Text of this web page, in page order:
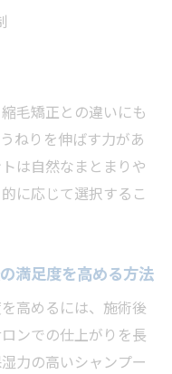
毛矯正との違いにも
ねりを伸ばす力があ
は自然なまとまりや
に応じて選択するこ
満足度を高める方法
高めるには、施術後
ンでの仕上がりを長
力の高いシャンプー